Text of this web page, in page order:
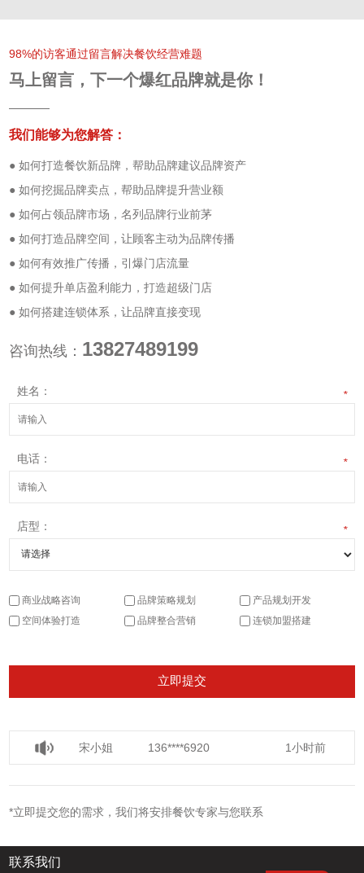
98%的访客通过留言解决餐饮经营难题
马上留言，下一个爆红品牌就是你！
我们能够为您解答：
● 如何打造餐饮新品牌，帮助品牌建议品牌资产
● 如何挖掘品牌卖点，帮助品牌提升营业额
● 如何占领品牌市场，名列品牌行业前茅
● 如何打造品牌空间，让顾客主动为品牌传播
● 如何有效推广传播，引爆门店流量
● 如何提升单店盈利能力，打造超级门店
● 如何搭建连锁体系，让品牌直接变现
咨询热线： 13827489199
姓名： *
电话： *
店型： *
商业战略咨询 品牌策略规划
产品规划开发
空间体验打造
品牌整合营销 连锁加盟搭建
宋小姐 136****6920 1小时前
王小姐 182****6959
*立即提交您的需求，我们将安排餐饮专家与您联系
联系我们